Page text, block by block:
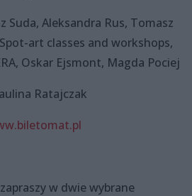
Suda, Aleksandra Rus, Tomasz
art classes and workshops,
Oskar Ejsmont, Magda Pociej
Ratajczak
w dwie wybrane